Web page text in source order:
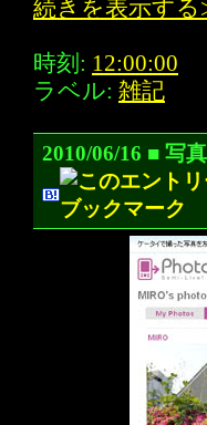
続きを表示す
時刻: 12:00:00
ラベル: 雑記
2010/06/16 ■ 写